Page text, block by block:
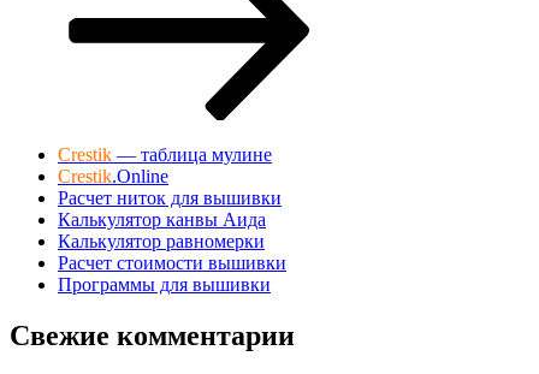
Crestik — таблица мулине
Crestik.Online
Расчет ниток для вышивки
Калькулятор канвы Аида
Калькулятор равномерки
Расчет стоимости вышивки
Программы для вышивки
Свежие комментарии